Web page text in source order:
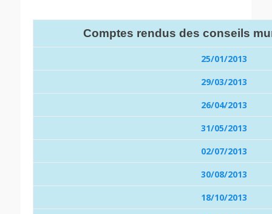
Comptes rendus des conseils
25/01/2013
29/03/2013
26/04/2013
31/05/2013
02/07/2013
30/08/2013
18/10/2013